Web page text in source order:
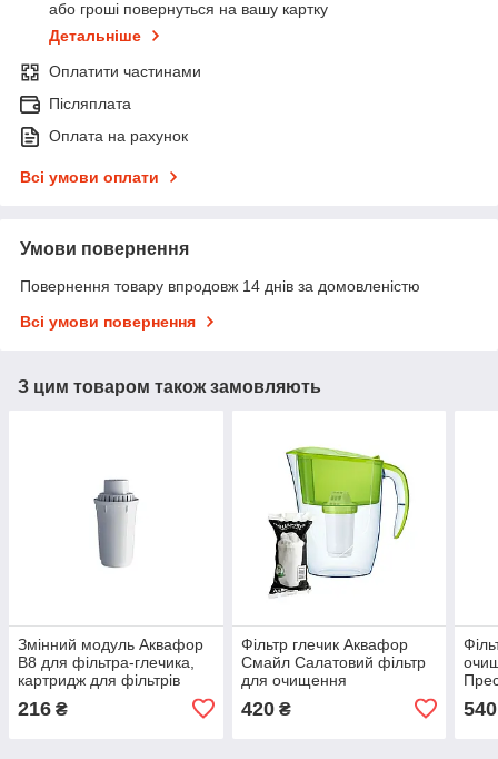
або гроші повернуться на вашу картку
Детальніше
Оплатити частинами
Післяплата
Оплата на рахунок
Всі умови оплати
Умови повернення
Повернення товару впродовж 14 днів за домовленістю
Всі умови повернення
З цим товаром також замовляють
Змінний модуль Аквафор
В8 для фільтра-глечика,
картридж для фільтрів
216 ₴
Фільтр глечик Аквафор
Смайл Салатовий фільтр
для очищення
пом'якшення питної води,
найкращі фільтри для
420₴ 540